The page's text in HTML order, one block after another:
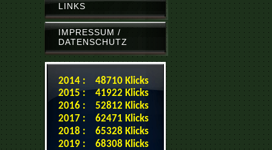
LINKS
IMPRESSUM /
DATENSCHUTZ
2014 : 48710 Klicks
2015 : 41922 Klicks
2016 : 52812 Klicks
2017 : 62471 Klicks
2018 : 65328 Klicks
2019 : 68308 Klicks